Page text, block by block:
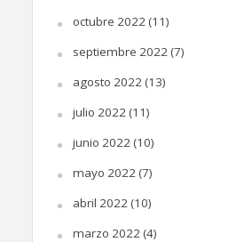
octubre 2022(11)
septiembre 2022(7)
agosto 2022(13)
julio 2022(11)
junio 2022(10)
mayo 2022(7)
abril 2022(10)
marzo 2022(4)